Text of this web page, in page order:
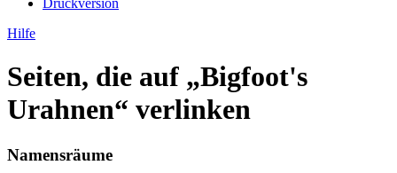
Druckversion
Hilfe
Seiten, die auf „Bigfoot's
Urahnen“ verlinken
Namensräume